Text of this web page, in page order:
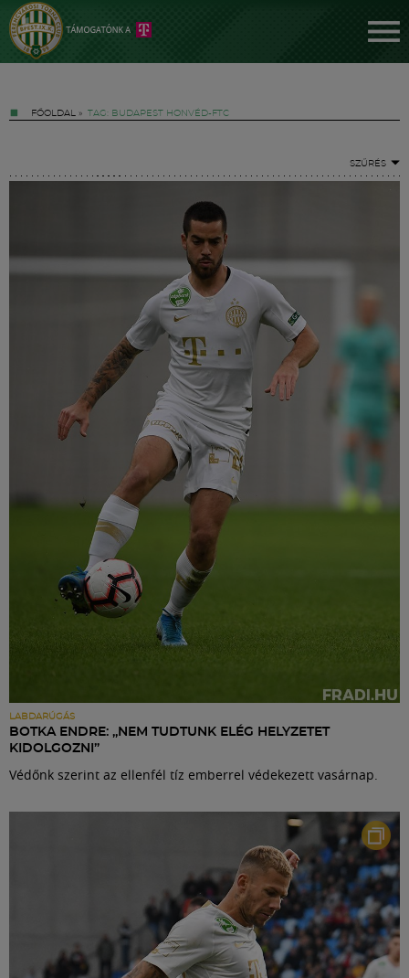
FŐOLDAL » TAG: BUDAPEST HONVÉD-FTC
SZŰRÉS
LABDARÚGÁS
BOTKA ENDRE: „NEM TUDTUNK ELÉG HELYZETET
KIDOLGOZNI”
Védőnk szerint az ellenfél tíz emberrel védekezett vasárnap.
Labdarúgás
Szakosztályok
Meccscenter
Szolgáltatások
Shop